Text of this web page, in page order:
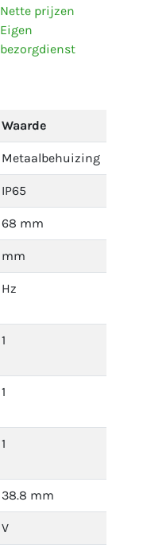
Nette prijzen
Eigen
bezorgdienst
Waarde
Metaalbehuizing
IP65
68 mm
mm
Hz
1
1
1
38.8 mm
V